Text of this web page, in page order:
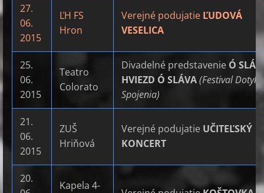
27.
06.
2015
ĽH FS
Hron
Verejné podujatie ĽUDOVÁ
VESELICA
25.
06.
2015
Teatro
Colorato
Divadelné predstavenie Ó
HVIEZD Ó SLÁVA(Festival
Spojenia)
21.
06.
2015
ZUŠ
Hriňová
Verejné podujatie UČITEĽSKÝ
KONCERT
20.
Kapela 4-